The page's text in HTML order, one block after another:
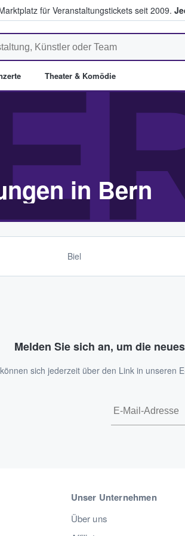
für Veranstaltungstickets seit 2009.
Fans Tickets kaufen &
Theater & Komödie
in Bern
Biel
Melden Sie sich an, um die
sich jederzeit über den Link in unseren
Unser Unternehmen
Über uns